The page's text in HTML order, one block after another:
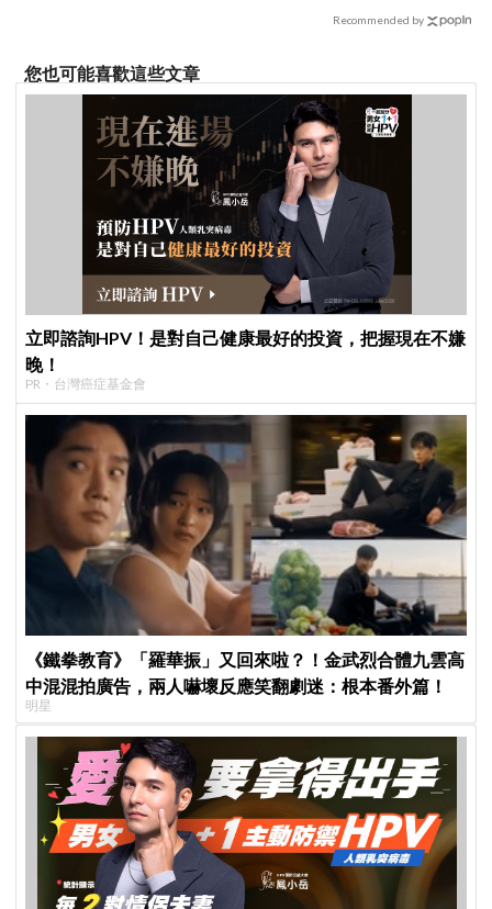
Recommended by
您也可能喜歡這些文章
立即諮詢HPV！是對自己健康最好的投資，把握現在不嫌
晚！
PR・台灣癌症基金會
《鐵拳教育》「羅華振」又回來啦？！金武烈合體九雲高
中混混拍廣告，兩人嚇壞反應笑翻劇迷：根本番外篇！
明星